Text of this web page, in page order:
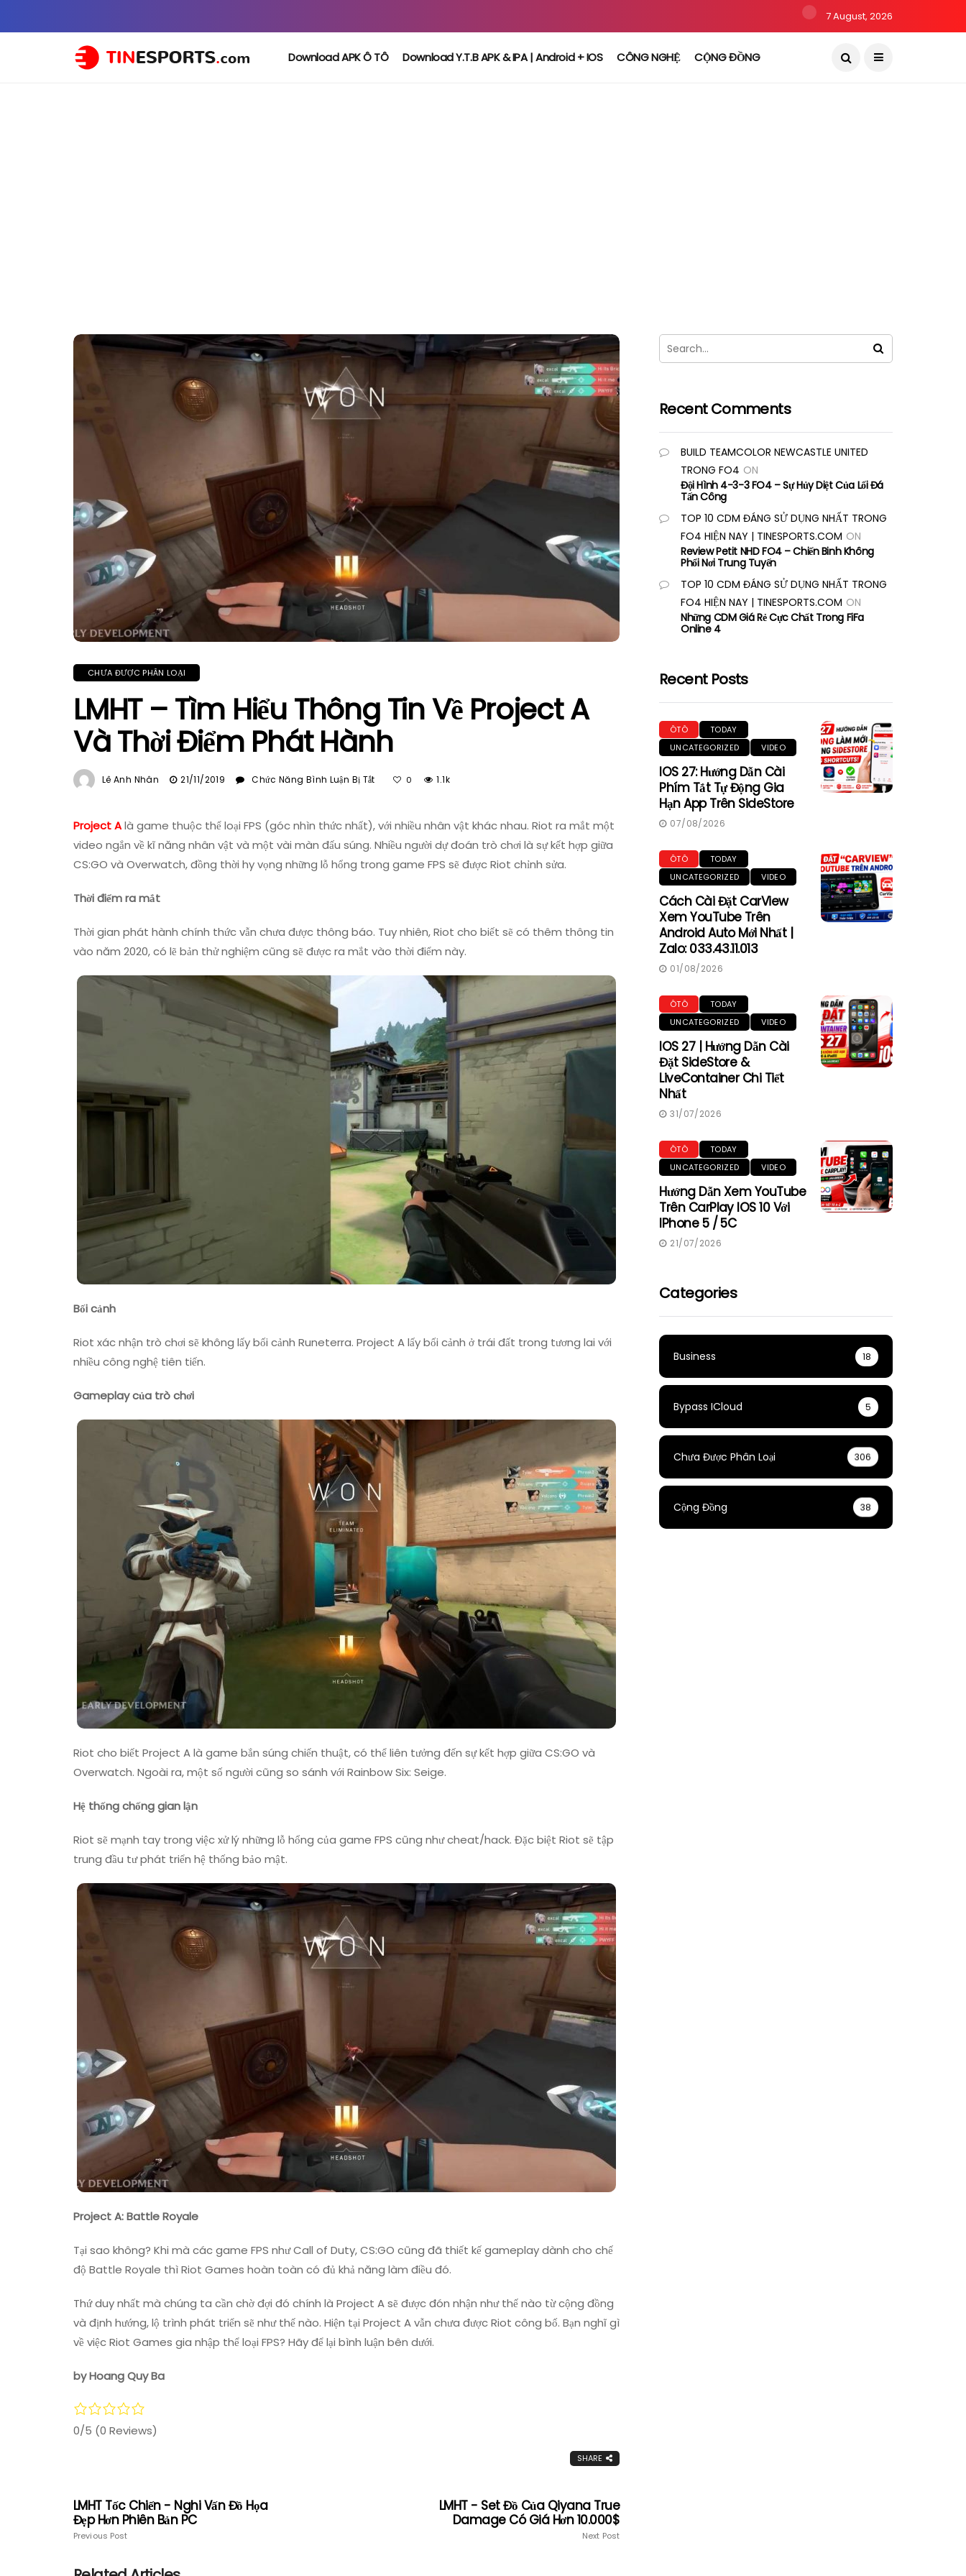
7 August, 2026
Download APK Ô TÔ Download Y.T.B APK & IPA | Android + IOS CÔNG NGHỆ CỘNG ĐỒNG
CHƯA ĐƯỢC PHÂN LOẠI
LMHT – Tìm Hiểu Thông Tin Về Project A
Và Thời Điểm Phát Hành
Lê Anh Nhân 21/11/2019 Chức Năng Bình Luận Bị Tắt
Tìm
Hiểu
Tin
Và
Thời
0 1.1k
Project Alà game thuộc thể loại FPS (góc nhìn thức nhất), với nhiều nhân vật khác nhau. Riot ra mắt một
video ngắn về kĩ năng nhân vật và một vài màn đấu súng. Nhiều người dự đoán trò chơi là sự kết hợp giữa
CS:GO và Overwatch, đồng thời hy vọng những lỗ hổng trong game FPS sẽ được Riot chỉnh sửa.
Thời điểm ra mắt
Thời gian phát hành chính thức vẫn chưa được thông báo. Tuy nhiên, Riot cho biết sẽ có thêm thông tin
vào năm 2020, có lẽ bản thử nghiệm cũng sẽ được ra mắt vào thời điểm này.
Bối cảnh
Riot xác nhận trò chơi sẽ không lấy bối cảnh Runeterra. Project A lấy bối cảnh ở trái đất trong tương lai với
nhiều công nghệ tiên tiến.
Gameplay của trò chơi
Riot cho biết Project A là game bắn súng chiến thuật, có thể liên tưởng đến sự kết hợp giữa CS:GO và
Overwatch. Ngoài ra, một số người cũng so sánh với Rainbow Six: Seige.
Hệ thống chống gian lận
Riot sẽ mạnh tay trong việc xử lý những lỗ hổng của game FPS cũng như cheat/hack. Đặc biệt Riot sẽ tập
trung đầu tư phát triển hệ thống bảo mật.
Project A: Battle Royale
Tại sao không? Khi mà các game FPS như Call of Duty, CS:GO cũng đã thiết kế gameplay dành cho chế
độ Battle Royale thì Riot Games hoàn toàn có đủ khả năng làm điều đó.
Thứ duy nhất mà chúng ta cần chờ đợi đó chính là Project A sẽ được đón nhận như thế nào từ cộng đồng
và định hướng, lộ trình phát triển sẽ như thế nào. Hiện tại Project A vẫn chưa được Riot công bố. Bạn nghĩ gì
về việc Riot Games gia nhập thể loại FPS? Hãy để lại bình luận bên dưới.
by Hoang Quy Ba
0/5 (0 Reviews)
SHARE
LMHT Tốc Chiến - Nghi Vấn Đồ Họa
Đẹp Hơn Phiên Bản PC
Previous Post
LMHT - Set Đồ Của Qiyana True
Damage Có Giá Hơn 10.000$
Next Post
Recent Comments
BUILD TEAMCOLOR NEWCASTLE UNITED
TRONG FO4 ON
Đội Hình 4-3-3 FO4 – Sự Hủy Diệt Của Lối Đá
Tấn Công
TOP 10 CDM ĐÁNG SỬ DỤNG NHẤT TRONG
FO4 HIỆN NAY | TINESPORTS.COM ON
Review Petit NHD FO4 – Chiến Binh Không
Phổi Nơi Trung Tuyến
TOP 10 CDM ĐÁNG SỬ DỤNG NHẤT TRONG
FO4 HIỆN NAY | TINESPORTS.COM ON
Những CDM Giá Rẻ Cực Chất Trong FiFa
Online 4
Recent Posts
ÔTÔ
TODAY
UNCATEGORIZED
VIDEO
IOS 27: Hướng Dẫn Cài
Phím Tắt Tự Động Gia
Hạn App Trên SideStore
07/08/2026
ÔTÔ
TODAY
UNCATEGORIZED
VIDEO
Cách Cài Đặt CarView
Xem YouTube Trên
Android Auto Mới Nhất |
Zalo: 033.43.11.013
01/08/2026
ÔTÔ
TODAY
UNCATEGORIZED
VIDEO
IOS 27 | Hướng Dẫn Cài
Đặt SideStore &
LiveContainer Chi Tiết
Nhất
31/07/2026
ÔTÔ
TODAY
UNCATEGORIZED
VIDEO
Hướng Dẫn Xem YouTube
Trên CarPlay IOS 10 Với
IPhone 5 / 5C
21/07/2026
Categories
Business 18
Bypass ICloud 5
Chưa Được Phân Loại 306
Cộng Đồng 38